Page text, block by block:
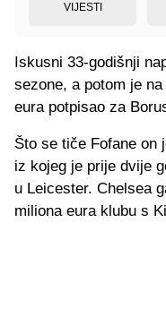
VIJESTI
Iskusni 33-godišnji
sezone, a potom je
eura potpisao za
Što se tiče Fofane on
iz kojeg je prije dvije
u Leicester. Chelsea
miliona eura klubu s